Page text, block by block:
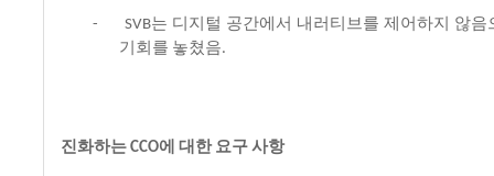
- SVB는 디지털 공간에서 내러티브를 제어하지
않음
기회를 놓쳤음.
진화하는 CCO에 대한 요구사항